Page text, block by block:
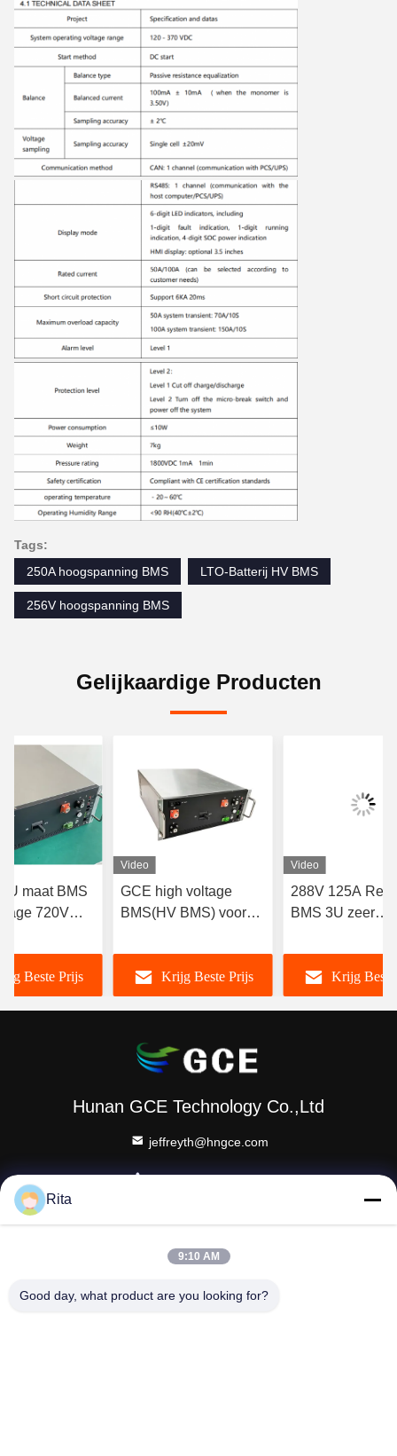
Tags:
250A hoogspanning BMS
LTO-Batterij HV BMS
256V hoogspanning BMS
Gelijkaardige Producten
maat BMS
720V
Beste Prijs
Video
GCE high voltage
BMS(HV BMS) voor
384V 120S 96V-1000V
Krijg Beste Prijs
Video
288V 125A
BMS 3U zeer
NCM LTO-
Krijg
Hunan GCE Technology Co.,Ltd
jeffreyth@hngce.com
0086-731-86187065
Rita
9:10 AM
Good day, what product are you looking for?